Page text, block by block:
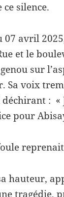
silence.
07 avril
et le
sur
Sa voix
: «
pour
hauteur,
tragédie,